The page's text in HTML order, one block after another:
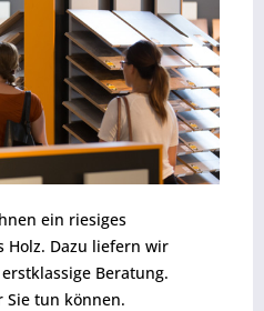
ein riesiges
Holz. Dazu liefern wir
Beratung.
Sie tun können.